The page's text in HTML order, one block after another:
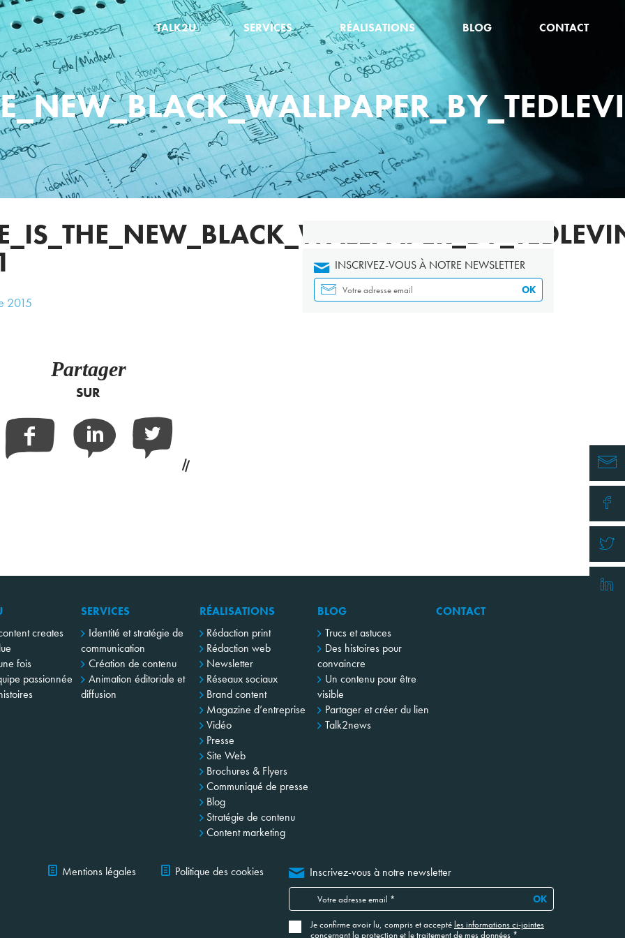
TALK2U SERVICES RÉALISATIONS BLOG CONTACT
2015
Partager
SUR
INSCRIVEZ-VOUS À NOTRE NEWSLETTER
OK
creates
fois
passionnée
SERVICES
Identité et stratégie de
communication
Création de contenu
Animation éditoriale et
diffusion
RÉALISATIONS
Rédaction print
Rédaction web
Newsletter
Réseaux sociaux
Brand content
Magazine d’entreprise
Vidéo
Presse
Site Web
Brochures & Flyers
Communiqué de presse
Blog
Stratégie de contenu
Content marketing
BLOG
Trucs et astuces
Des histoires pour
convaincre
Un contenu pour être
visible
Partager et créer du lien
Talk2news
CONTACT
Mentions légales Politique des cookies Inscrivez-vous à notre newsletter
Je confirme avoir lu, compris et acceptéles informations ci-jointes
concernant la protection et le traitement de mes données*
OK